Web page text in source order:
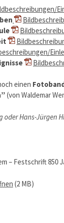
einen
(von Waldemar
Hans-Jürgen
– Festschrift 850
(2 MB)